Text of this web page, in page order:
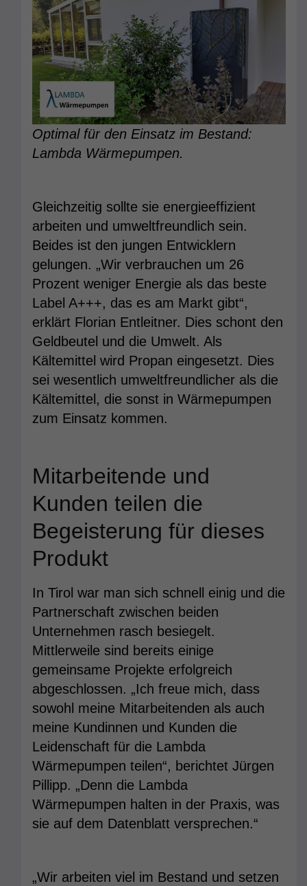
Optimal für den Einsatz im Bestand:
Lambda Wärmepumpen.
Gleichzeitig sollte sie energieeffizient
arbeiten und umweltfreundlich sein.
Beides ist den jungen Entwicklern
gelungen. „Wir verbrauchen um 26
Prozent weniger Energie als das beste
Label A+++, das es am Markt gibt“,
erklärt Florian Entleitner. Dies schont den
Geldbeutel und die Umwelt. Als
Kältemittel wird Propan eingesetzt. Dies
sei wesentlich umweltfreundlicher als die
Kältemittel, die sonst in Wärmepumpen
zum Einsatz kommen.
Mitarbeitende und
Kunden teilen die
Begeisterung für dieses
Produkt
In Tirol war man sich schnell einig und die
Partnerschaft zwischen beiden
Unternehmen rasch besiegelt.
Mittlerweile sind bereits einige
gemeinsame Projekte erfolgreich
abgeschlossen. „Ich freue mich, dass
sowohl meine Mitarbeitenden als auch
meine Kundinnen und Kunden die
Leidenschaft für die Lambda
Wärmepumpen teilen“, berichtet Jürgen
Pillipp. „Denn die Lambda
Wärmepumpen halten in der Praxis, was
sie auf dem Datenblatt versprechen.“
„Wir arbeiten viel im Bestand und setzen